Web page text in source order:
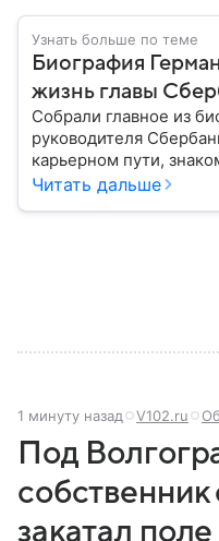
Узнать больше по теме
Биография
жизнь главы
Собрали главное из
руководителя
карьерном пути,
сайте Новости Mail.
Читать дальше
1 минуту назад V102.ru
Под
собственник
закатал